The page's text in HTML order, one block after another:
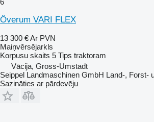
Överum VARI FLEX
13 300 €Ar PVN
Maiņvērsējarkls
Korpusu skaits 5 Tips traktoram
Vācija, Gross-Umstadt
Seippel Landmaschinen GmbH Land-, Forst-
Sazināties ar pārdevēju